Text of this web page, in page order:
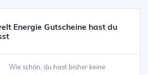
Energie Gutscheine hast du
Wie schön, du hast bisher keine